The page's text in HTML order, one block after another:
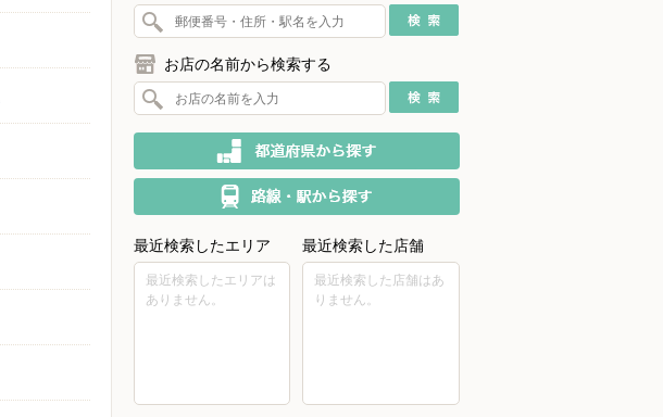
お店の名前から検索する
最近検索したエリア
最近検索したエリアは
ありません。
最近検索した店舗
最近検索した店舗はあ
りません。